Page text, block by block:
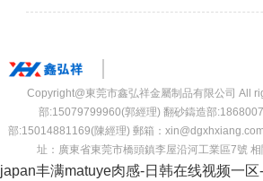
Copyright@東莞市鑫弘祥金屬制品有限公司 All
部:15079799960(郭經理) 翻砂鑄造部
部:15014881169(陳經理) 郵箱：
址：廣東省東莞市橋頭鎮李屋沿河工業區7號 相
japan丰满matuye肉感-日韩在线视频一区